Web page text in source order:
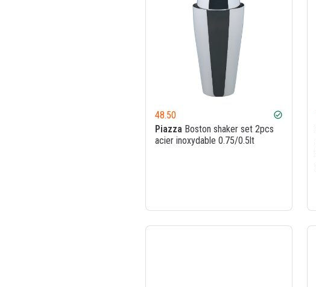
48.50 check_circle
Piazza Boston shaker set 2pcs
acier inoxydable 0.75/0.5lt